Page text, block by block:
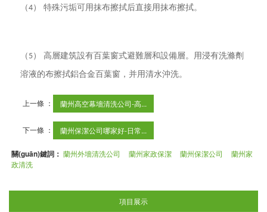
（4） 特殊污垢可用抹布擦拭后直接用抹布擦拭。
（ 5） 高層建筑設有百葉窗式避難層和設備層。用浸有洗滌劑
溶液的布擦拭鋁合金百葉窗，并用清水沖洗。
上一條 ： 蘭州高空幕墻清洗公司-高...
下一條 ： 蘭州保潔公司哪家好-日常...
關(guān)鍵詞：蘭州外墻清洗公司 蘭州家政保潔 蘭州保潔公司
蘭州家
政清洗
項目展示